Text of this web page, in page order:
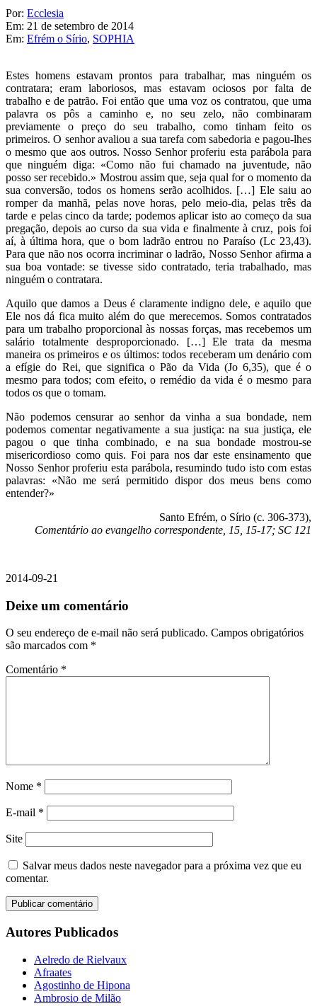
Por: Ecclesia
Em: 21 de setembro de 2014
Em: Efrém o Sírio, SOPHIA
Estes homens estavam prontos para trabalhar, mas ninguém os
contratara; eram laboriosos, mas estavam ociosos por falta de
trabalho e de patrão. Foi então que uma voz os contratou, que uma
palavra os pôs a caminho e, no seu zelo, não combinaram
previamente o preço do seu trabalho, como tinham feito os
primeiros. O senhor avaliou a sua tarefa com sabedoria e pagou-lhes
o mesmo que aos outros. Nosso Senhor proferiu esta parábola para
que ninguém diga: «Como não fui chamado na juventude, não
posso ser recebido.» Mostrou assim que, seja qual for o momento da
sua conversão, todos os homens serão acolhidos. […] Ele saiu ao
romper da manhã, pelas nove horas, pelo meio-dia, pelas três da
tarde e pelas cinco da tarde; podemos aplicar isto ao começo da sua
pregação, depois ao curso da sua vida e finalmente à cruz, pois foi
aí, à última hora, que o bom ladrão entrou no Paraíso (Lc 23,43).
Para que não nos ocorra incriminar o ladrão, Nosso Senhor afirma a
sua boa vontade: se tivesse sido contratado, teria trabalhado, mas
ninguém o contratara.
Aquilo que damos a Deus é claramente indigno dele, e aquilo que
Ele nos dá fica muito além do que merecemos. Somos contratados
para um trabalho proporcional às nossas forças, mas recebemos um
salário totalmente desproporcionado. […] Ele trata da mesma
maneira os primeiros e os últimos: todos receberam um denário com
a efígie do Rei, que significa o Pão da Vida (Jo 6,35), que é o
mesmo para todos; com efeito, o remédio da vida é o mesmo para
todos os que o tomam.
Não podemos censurar ao senhor da vinha a sua bondade, nem
podemos comentar negativamente a sua justiça: na sua justiça, ele
pagou o que tinha combinado, e na sua bondade mostrou-se
misericordioso como quis. Foi para nos dar este ensinamento que
Nosso Senhor proferiu esta parábola, resumindo tudo isto com estas
palavras: «Não me será permitido dispor dos meus bens como
entender?»
Santo Efrém, o Sírio (c. 306-373),
Comentário ao evangelho correspondente, 15, 15-17; SC 121
2014-09-21
Deixe um comentário
O seu endereço de e-mail não será publicado. Campos obrigatórios
são marcados com *
Comentário *
Nome *
E-mail *
Site
Salvar meus dados neste navegador para a próxima vez que eu
comentar.
Autores Publicados
Aelredo de Rielvaux
Afraates
Agostinho de Hipona
Ambrosio de Milão